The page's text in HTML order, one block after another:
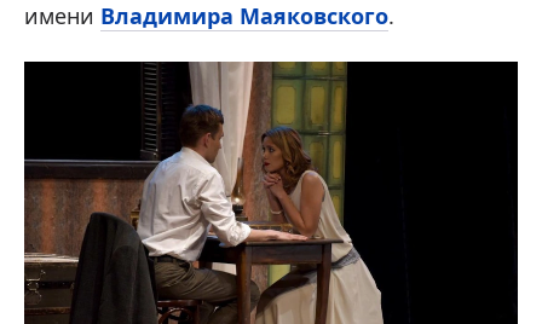
имени Владимира Маяковского.